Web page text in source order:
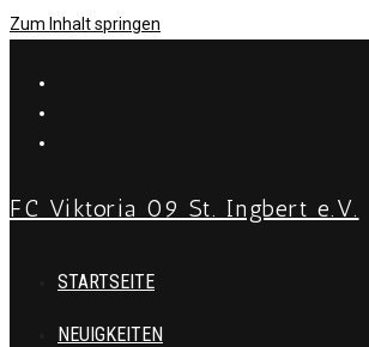
Zum Inhalt springen
FC Viktoria 09 St. Ingbert e.V.
STARTSEITE
NEUIGKEITEN